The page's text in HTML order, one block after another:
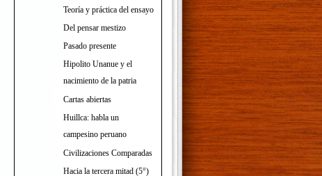
Teoría y práctica del ensayo
Del pensar mestizo
Pasado presente
Hipolito Unanue y el
nacimiento de la patria
Cartas abiertas
Huillca: habla un
campesino peruano
Civilizaciones Comparadas
Hacia la tercera mitad (5°)